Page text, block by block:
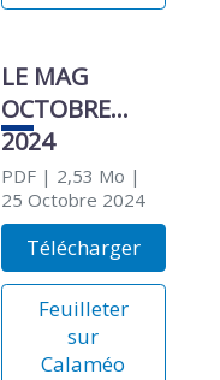
LE MAG
OCTOBRE
2024
PDF| 2,53 Mo |
25 Octobre 2024
Télécharger
Feuilleter
sur
Calaméo